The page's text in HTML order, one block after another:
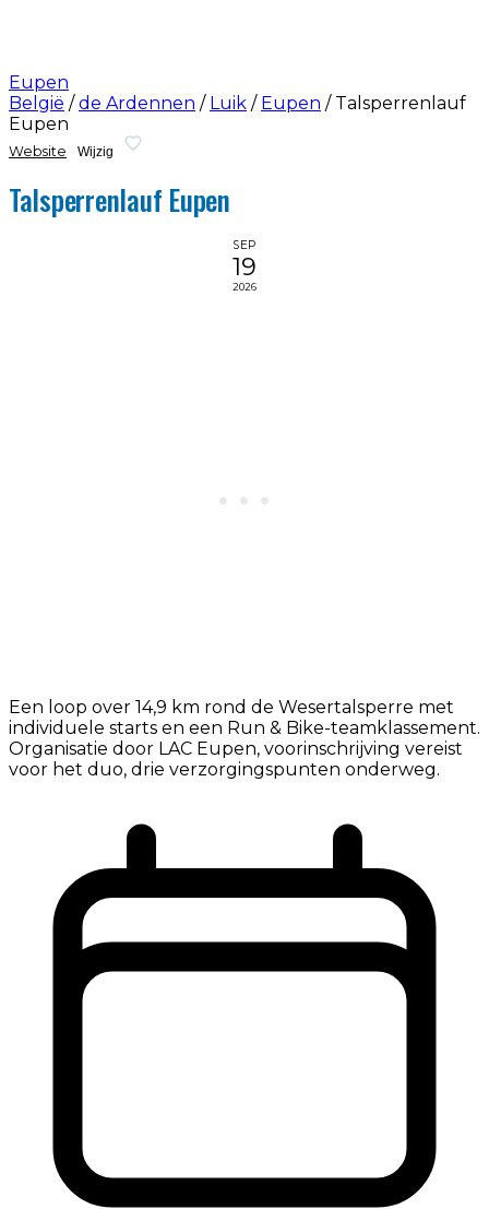
Eupen
België / de Ardennen / Luik / Eupen / Talsperrenlauf
Eupen
Website Wijzig
Talsperrenlauf Eupen
SEP
19
2026
Een loop over 14,9 km rond de Wesertalsperre met
individuele starts en een Run & Bike-teamklassement.
Organisatie door LAC Eupen, voorinschrijving vereist
voor het duo, drie verzorgingspunten onderweg.